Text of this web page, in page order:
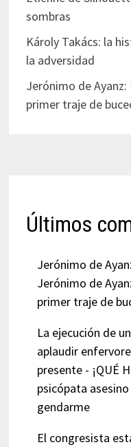
sombras
Károly Takács: la
la adversidad
Jerónimo de
primer traje de
Últimos
Jerónimo de
Jerónimo de
primer traje de
La ejecución de
aplaudir
presente - ¡QUÉ
psicópata
gendarme
El congresista